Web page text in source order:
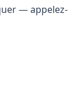
— appelez-